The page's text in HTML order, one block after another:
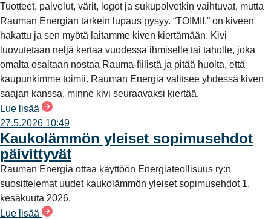
Tuotteet, palvelut, värit, logot ja sukupolvetkin vaihtuvat, mutta
Rauman Energian tärkein lupaus pysyy. “TOIMII.” on kiveen
hakattu ja sen myötä laitamme kiven kiertämään. Kivi
luovutetaan neljä kertaa vuodessa ihmiselle tai taholle, joka
omalta osaltaan nostaa Rauma-fiilistä ja pitää huolta, että
kaupunkimme toimii. Rauman Energia valitsee yhdessä kiven
saajan kanssa, minne kivi seuraavaksi kiertää.
Lue lisää
27.5.2026 10:49
Kaukolämmön yleiset sopimusehdot
päivittyvät
Rauman Energia ottaa käyttöön Energiateollisuus ry:n
suosittelemat uudet kaukolämmön yleiset sopimusehdot 1.
kesäkuuta 2026.
Lue lisää